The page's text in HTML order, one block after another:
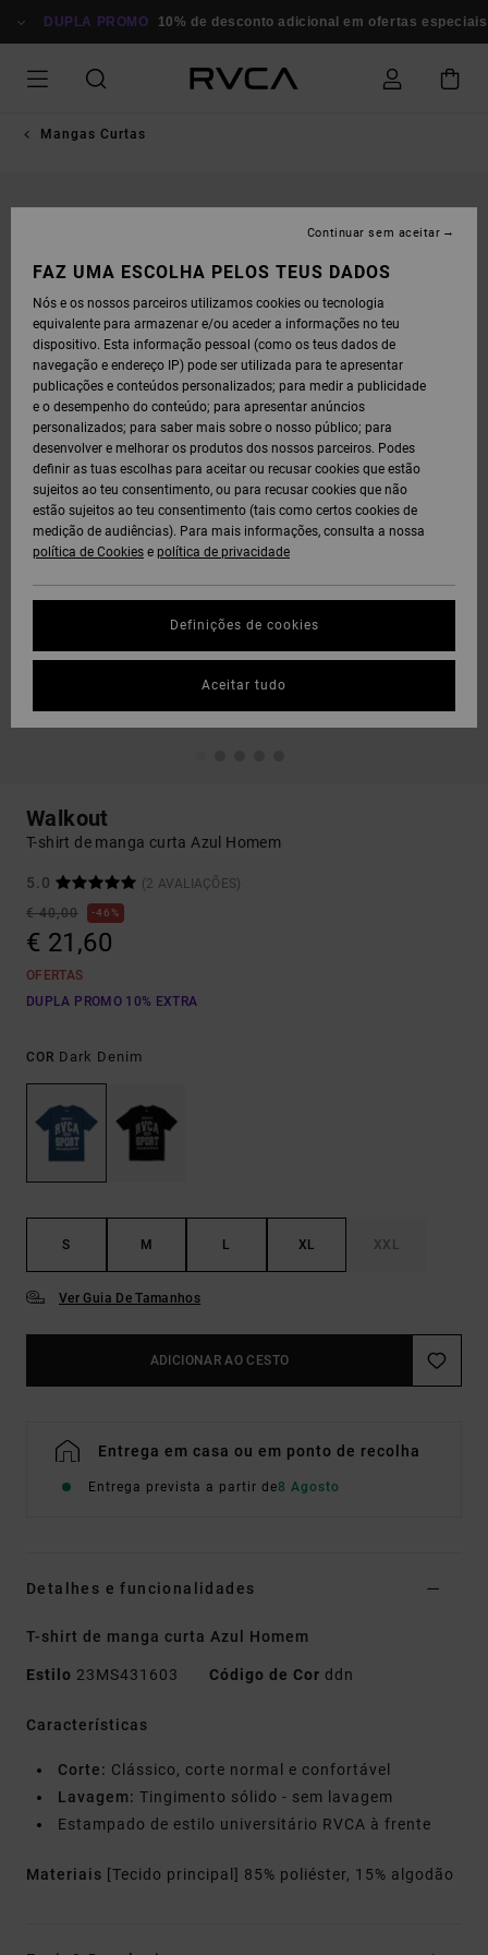
PARA DUPLA PROMO 10% de desconto adicional em ofertas especiais
Mangas Curtas
Walkout
T-shirt de manga curta Azul Homem
5.0
(2 AVALIAÇÕES)
€ 40,00
46%
€ 21,60
OFERTAS
DUPLA PROMO 10% EXTRA
COR Dark Denim
S M L XL XXL
Ver Guia De Tamanhos
ADICIONAR AO CESTO
Entrega em casa ou em ponto de recolha
Entrega prevista a partir de8 Agosto
Detalhes e funcionalidades
T-shirt de manga curta Azul Homem
Estilo 23MS431603 Código de Cor ddn
Características
Corte: Clássico, corte normal e confortável
Lavagem: Tingimento sólido - sem lavagem
Estampado de estilo universitário RVCA à frente
Materiais [Tecido principal] 85% poliéster, 15% algodão
FAZ UMA ESCOLHA PELOS TEUS DADOS
Nós e os nossos parceiros utilizamos cookies ou tecnologia
equivalente para armazenar e/ou aceder a informações no teu
dispositivo. Esta informação pessoal (como os teus dados de
navegação e endereço IP) pode ser utilizada para te apresentar
publicações e conteúdos personalizados; para medir a publicidade
e o desempenho do conteúdo; para apresentar anúncios
personalizados; para saber mais sobre o nosso público; para
desenvolver e melhorar os produtos dos nossos parceiros. Podes
definir as tuas escolhas para aceitar ou recusar cookies que estão
sujeitos ao teu consentimento, ou para recusar cookies que não
estão sujeitos ao teu consentimento (tais como certos cookies de
medição de audiências). Para mais informações, consulta a nossa
política de Cookies e política de privacidade
Definições de cookies
Continuar sem aceitar
Aceitar tudo